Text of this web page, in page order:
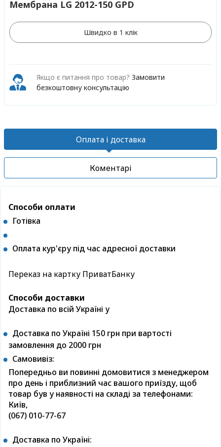
Мембрана LG 2012-150 GPD
Швидко в 1 клік
Якщо є питання про товар? Замовити
безкоштовну консультацію
Оплата і доставка
Коментарі
Способи оплати
Готівка
Оплата кур'єру під час адресної доставки
Переказ на картку ПриватБанку
Способи доставки
Доставка по всій Україні у
Доставка по Україні 150 грн при вартості
замовлення до 2000 грн
Самовивіз:
Попередньо ви повинні домовитися з менеджером
про день і приблизний час вашого приїзду, щоб
товар був у наявності на складі за телефонами:
Київ,
(067) 010-77-67
Доставка по Україні: